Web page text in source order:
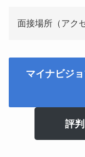
面接場所（アク
マイナビジ
評